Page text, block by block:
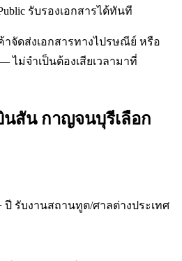
รับรองเอกสารได้ทันที
จัดส่งเอกสารทางไปรษณีย์ หรือ
ไม่จำเป็นต้องเสียเวลามาที่
สัน กาญจนบุรีเลือก
ปี รับงานสถานทูต/ศาลต่างประเทศ